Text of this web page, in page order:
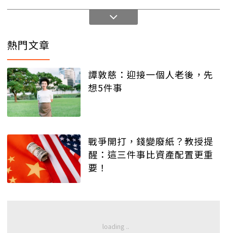
熱門文章
譚敦慈：迎接一個人老後，先
想5件事
戰爭開打，錢變廢紙？教授提
醒：這三件事比資產配置更重
要！